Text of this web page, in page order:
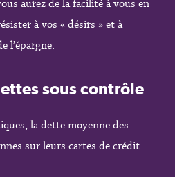
aurez de la facilité à vous en
à vos « désirs » et à
l’épargne.
sous contrôle
la dette moyenne des
sur leurs cartes de crédit